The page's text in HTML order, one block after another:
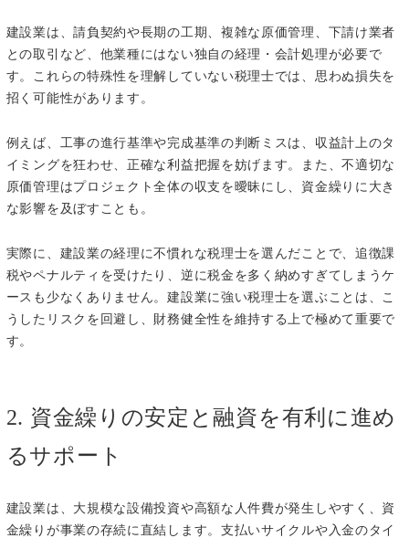
建設業は、請負契約や長期の工期、複雑な原価管理、下請け業者
との取引など、他業種にはない独自の経理・会計処理が必要で
す。これらの特殊性を理解していない税理士では、思わぬ損失を
招く可能性があります。
例えば、工事の進行基準や完成基準の判断ミスは、収益計上のタ
イミングを狂わせ、正確な利益把握を妨げます。また、不適切な
原価管理はプロジェクト全体の収支を曖昧にし、資金繰りに大き
な影響を及ぼすことも。
実際に、建設業の経理に不慣れな税理士を選んだことで、追徴課
税やペナルティを受けたり、逆に税金を多く納めすぎてしまうケ
ースも少なくありません。建設業に強い税理士を選ぶことは、こ
うしたリスクを回避し、財務健全性を維持する上で極めて重要で
す。
2. 資金繰りの安定と融資を有利に進め
るサポート
建設業は、大規模な設備投資や高額な人件費が発生しやすく、資
金繰りが事業の存続に直結します。支払いサイクルや入金のタイ